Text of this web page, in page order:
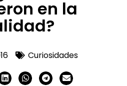
en la
Curiosidades